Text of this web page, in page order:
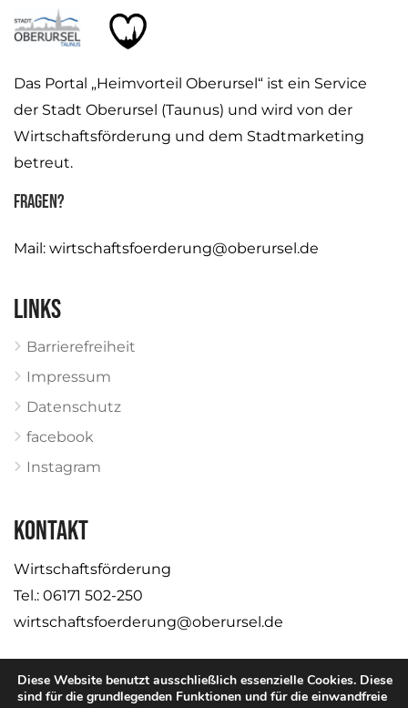
Das Portal „Heimvorteil Oberursel“ ist ein Service
der Stadt Oberursel (Taunus) und wird von der
Wirtschaftsförderung und dem Stadtmarketing
betreut.
Fragen?
Mail: wirtschaftsfoerderung@oberursel.de
Links
Barrierefreiheit
Impressum
Datenschutz
facebook
Instagram
KONTAKT
Wirtschaftsförderung
Tel.: 06171 502-250
wirtschaftsfoerderung@oberursel.de
Diese Website benutzt ausschließlich essenzielle Cookies. Diese
sind für die grundlegenden Funktionen und für die einwandfreie